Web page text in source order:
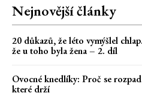
Nejnovější články
20 důkazů, že léto vymýšlel
že u toho byla žena – 2. díl
Ovocné knedlíky: Proč se
které drží